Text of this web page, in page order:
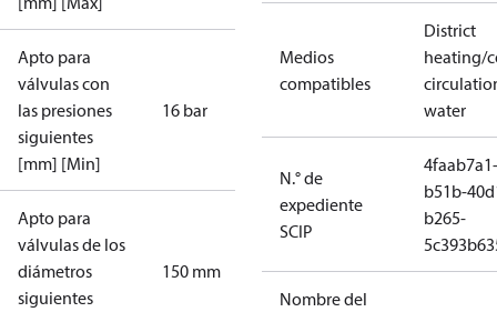
Apto para
válvulas con
las presiones
siguientes
[mm] [Min]
16 bar
Apto para
válvulas de los
diámetros
siguientes
150 mm
Medios
compatibles
District
heating/
water
N.° de
expediente
SCIP
4faab7a1-
b51b-
b265-
Nombre del